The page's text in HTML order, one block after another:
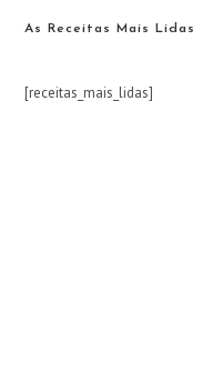
As Receitas Mais Lidas
[receitas_mais_lidas]